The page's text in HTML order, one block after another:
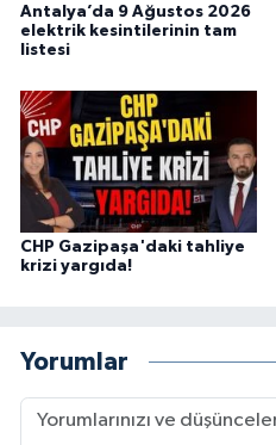
Antalya’da 9 Ağustos 2026
elektrik kesintilerinin tam
listesi
CHP Gazipaşa'daki tahliye
krizi yargıda!
Yorumlar